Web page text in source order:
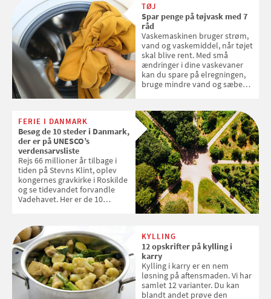
TØJ
Spar penge på tøjvask med 7
råd
Vaskemaskinen bruger strøm,
vand og vaskemiddel, når tøjet
skal blive rent. Med små
ændringer i dine vaskevaner
kan du spare på elregningen,
bruge mindre vand og sæbe
enkle råd til at spare penge på
tøjvasken
FERIE I DANMARK
Besøg de 10 steder i Danmark,
der er på UNESCO’s
verdensarvsliste
Rejs 66 millioner år tilbage i
tiden på Stevns Klint, oplev
kongernes gravkirke i Roskilde
og se tidevandet forvandle
Vadehavet. Her er de 10
KYLLING
12 opskrifter på kylling i
karry
Kylling i karry er en nem
løsning på aftensmaden. Vi har
samlet 12 varianter. Du kan
blandt andet prøve den